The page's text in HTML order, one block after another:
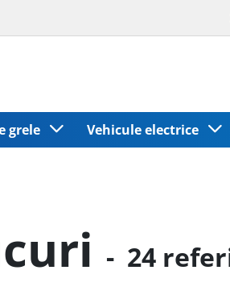
grele Vehicule electrice
- 24